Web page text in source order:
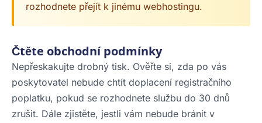
rozhodnete přejít k jinému webhostingu.
Čtěte obchodní podmínky
Nepřeskakujte drobný tisk. Ověřte si, zda po vás
poskytovatel nebude chtít doplacení registračního
poplatku, pokud se rozhodnete službu do 30 dnů
zrušit. Dále zjistěte, jestli vám nebude bránit v